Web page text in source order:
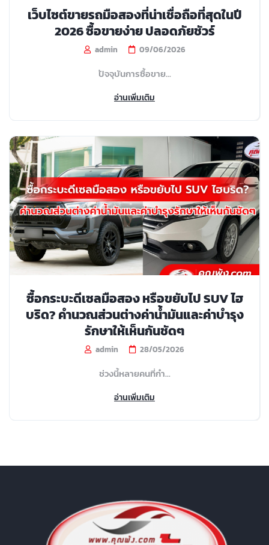
เว็บไซต์ขายรถมือสองที่น่าเชื่อถือที่สุดในปี
2026 ซื้อขายง่าย ปลอดภัยชัวร์
admin 09/06/2026
ปัจจุบันการซื้อขาย...
อ่านเพิ่มเติม
ซื้อกระบะดีเซลมือสอง หรือขยับไป SUV ไฮ
บริด? คำนวณส่วนต่างค่าน้ำมันและค่าบำรุง
รักษาให้เห็นกันชัดๆ
admin 28/05/2026
ช่วงนี้หลายคนที่กำ...
อ่านเพิ่มเติม